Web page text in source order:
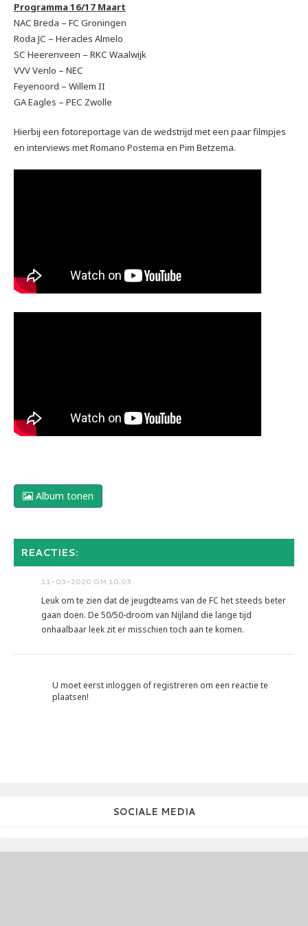
Programma 16/17 Maart
NAC Breda – FC Groningen
Roda JC – Heracles Almelo
SC Heerenveen – RKC Waalwijk
VVV Venlo – NEC
Feyenoord – Willem II
GA Eagles – PEC Zwolle
Hierbij een fotoreportage van de wedstrijd met een paar filmpjes
en interviews met Romano Postema en Pim Betzema.
Album tonen
REACTIES:
11-03-2020 OM 10:03
Leuk om te zien dat de jeugdteams van de FC het steeds beter
gaan doen. De 50/50-droom van Nijland die lange tijd
onhaalbaar leek zit er misschien toch aan te komen.
U moet eerst inloggen of registreren om een reactie te
plaatsen!
SOCIALE MEDIA